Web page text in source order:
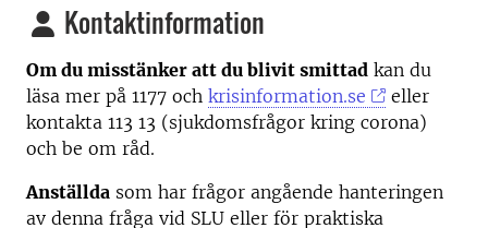
Kontaktinformation
Om du misstänker att du blivit smittad kan du
läsa mer på 1177 och krisinformation.se
eller
kontakta 113 13 (sjukdomsfrågor kring corona)
och be om råd.
Anställda som har frågor angående hanteringen
av denna fråga vid SLU eller för praktiska